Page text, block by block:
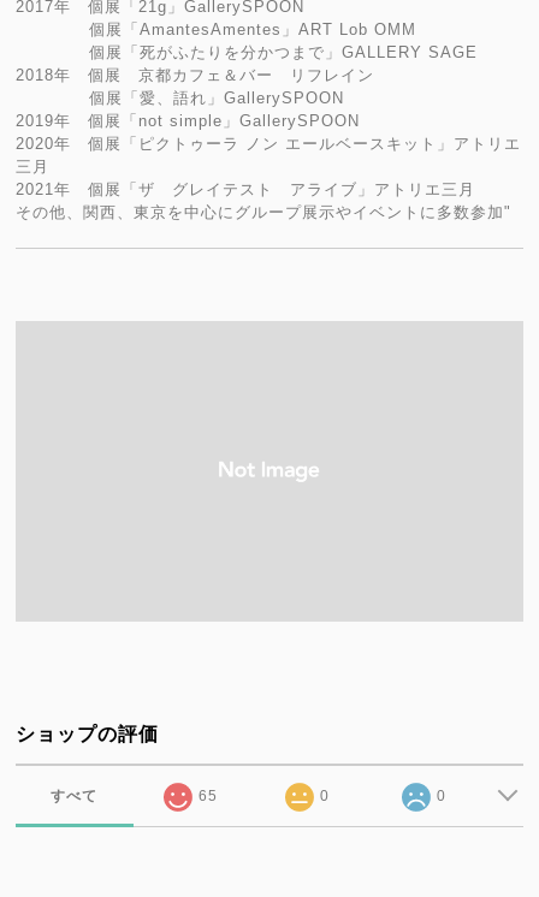
2017年 個展「21g」GallerySPOON
個展「AmantesAmentes」ART Lob OMM
個展「死がふたりを分かつまで」GALLERY SAGE
2018年 個展 京都カフェ＆バー リフレイン
個展「愛、語れ」GallerySPOON
2019年 個展「not simple」GallerySPOON
2020年 個展「ピクトゥーラ ノン エールベースキット」アトリエ
三月
2021年 個展「ザ グレイテスト アライブ」アトリエ三月
その他、関西、東京を中心にグループ展示やイベントに多数参加"
ショップの評価
すべて 65 0 0